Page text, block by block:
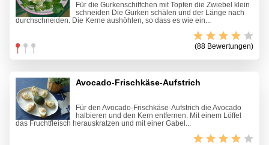
Für die Gurkenschiffchen mit Topfen die Zwiebel klein
schneiden Die Gurken schälen und der Länge nach
durchschneiden. Die Kerne aushöhlen, so dass es wie ein...
(88 Bewertungen)
Avocado-Frischkäse-Aufstrich
Für den Avocado-Frischkäse-Aufstrich die Avocado
halbieren und den Kern entfernen. Mit einem Löffel
das Fruchtfleisch herauskratzen und mit einer Gabel...